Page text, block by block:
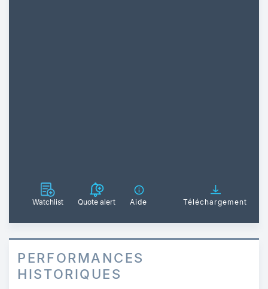
Watchlist Quote alert Aide Téléchargement
PERFORMANCES
HISTORIQUES